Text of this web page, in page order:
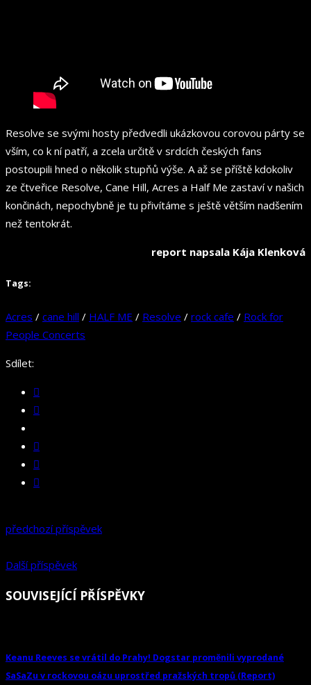
Resolve se svými hosty předvedli ukázkovou corovou párty se
vším, co k ní patří, a zcela určitě v srdcích českých fans
postoupili hned o několik stupňů výše. A až se příště kdokoliv
ze čtveřice Resolve, Cane Hill, Acres a Half Me zastaví v našich
končinách, nepochybně je tu přivítáme s ještě větším nadšením
než tentokrát.
report napsala Kája Klenková
Tags:
Acres / cane hill / HALF ME / Resolve / rock cafe / Rock for
People Concerts
Sdílet:
předchozí příspěvek
Další příspěvek
SOUVISEJÍCÍ PŘÍSPĚVKY
Keanu Reeves se vrátil do Prahy! Dogstar proměnili vyprodané
SaSaZu v rockovou oázu uprostřed pražských tropů (Report)